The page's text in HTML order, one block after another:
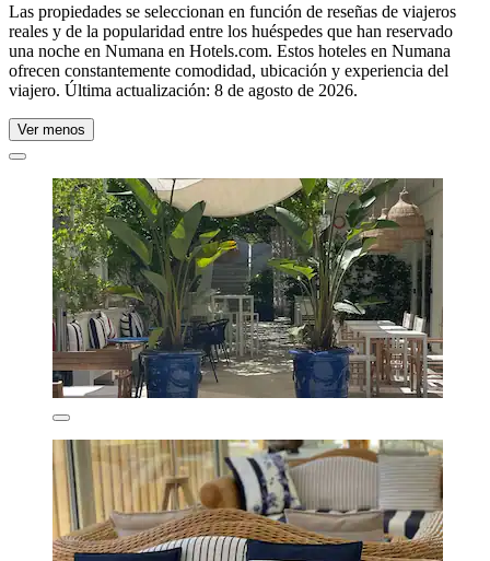
Las propiedades se seleccionan en función de reseñas de viajeros
reales y de la popularidad entre los huéspedes que han reservado
una noche en Numana en Hotels.com. Estos hoteles en Numana
ofrecen constantemente comodidad, ubicación y experiencia del
viajero. Última actualización: 8 de agosto de 2026.
Ver menos